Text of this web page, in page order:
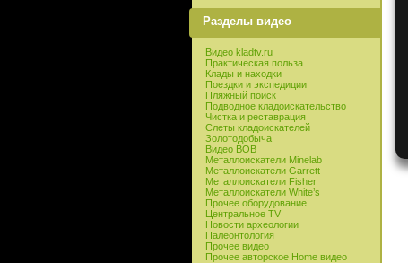
Разделы видео
Видео kladtv.ru
Практическая польза
Клады и находки
Поездки и экспедиции
Пляжный поиск
Подводное кладоискательство
Чистка и реставрация
Слеты кладоискателей
Золотодобыча
Видео ВОВ
Металлоискатели Minelab
Металлоискатели Garrett
Металлоискатели Fisher
Металлоискатели White’s
Прочее оборудование
Центральное TV
Новости археологии
Палеонтология
Прочее видео
Прочее авторское Home видео